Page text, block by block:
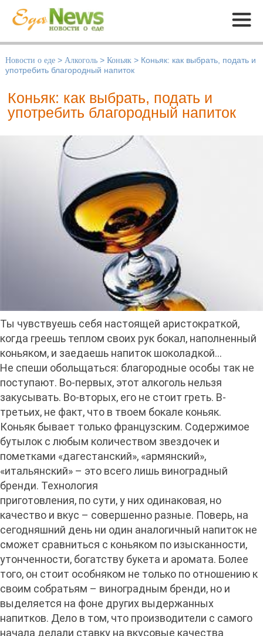
Меню
Новости о еде > Алкоголь > Коньяк > Коньяк: как выбрать, подать и
употребить благородный напиток
Коньяк: как выбрать, подать и
употребить благородный напиток
Ты чувствуешь себя настоящей аристократкой,
когда греешь теплом своих рук бокал, наполненный
коньяком, и заедаешь напиток шоколадкой...
Не спеши обольщаться: благородные особы так не
поступают. Во-первых, этот алкоголь нельзя
закусывать. Во-вторых, его не стоит греть. В-
третьих, не факт, что в твоем бокале коньяк.
Коньяк бывает только французским. Содержимое
бутылок с любым количеством звездочек и
пометками «дагестанский», «армянский»,
«итальянский» – это всего лишь виноградный
бренди. Технология
приготовления, по сути, у них одинаковая, но
качество и вкус – совершенно разные. Поверь, на
сегодняшний день ни один аналогичный напиток не
сможет сравниться с коньяком по изысканности,
утонченности, богатству букета и аромата. Более
того, он стоит особняком не только по отношению к
своим собратьям – виноградным бренди, но и
выделяется на фоне других выдержанных
напитков. Дело в том, что производители с самого
начала делали ставку на вкусовые качества